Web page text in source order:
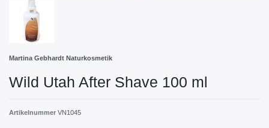
Martina Gebhardt Naturkosmetik
Wild Utah After Shave 100 ml
Artikelnummer VN1045